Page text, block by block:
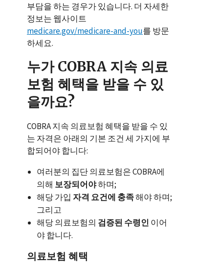
부담을 하는 경우가 있습니다. 더 자세한
정보는 웹사이트
medicare.gov/medicare-and-you를 방문
하세요.
누가 COBRA 지속 의료
보험 혜택을 받을 수 있
을까요?
COBRA 지속 의료보험 혜택을 받을 수 있
는 자격은 아래의 기본 조건 세 가지에 부
합되어야 합니다:
여러분의 집단 의료보험은 COBRA에
의해 보장되어야하며;
해당 가입 자격 요건에 충족해야 하며;
그리고
해당 의료보험의 검증된 수령인 이어
야 합니다.
의료보험 혜택